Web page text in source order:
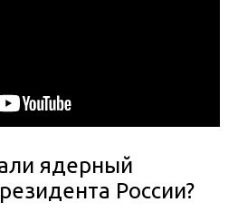
ядерный
России?